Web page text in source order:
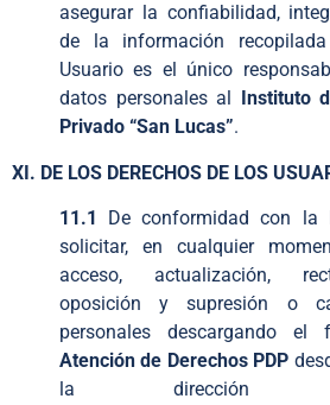
asegurar la confiabilidad,
de la información
Usuario es el único
datos personales al
Instituto
Privado “San Lucas”.
XI. DE LOS DERECHOS DE LOS
11.1 De conformidad con la
solicitar, en cualquier
acceso, actualización,
oposición y supresión o
personales descargando el
Atención de Derechos PDP
la dirección